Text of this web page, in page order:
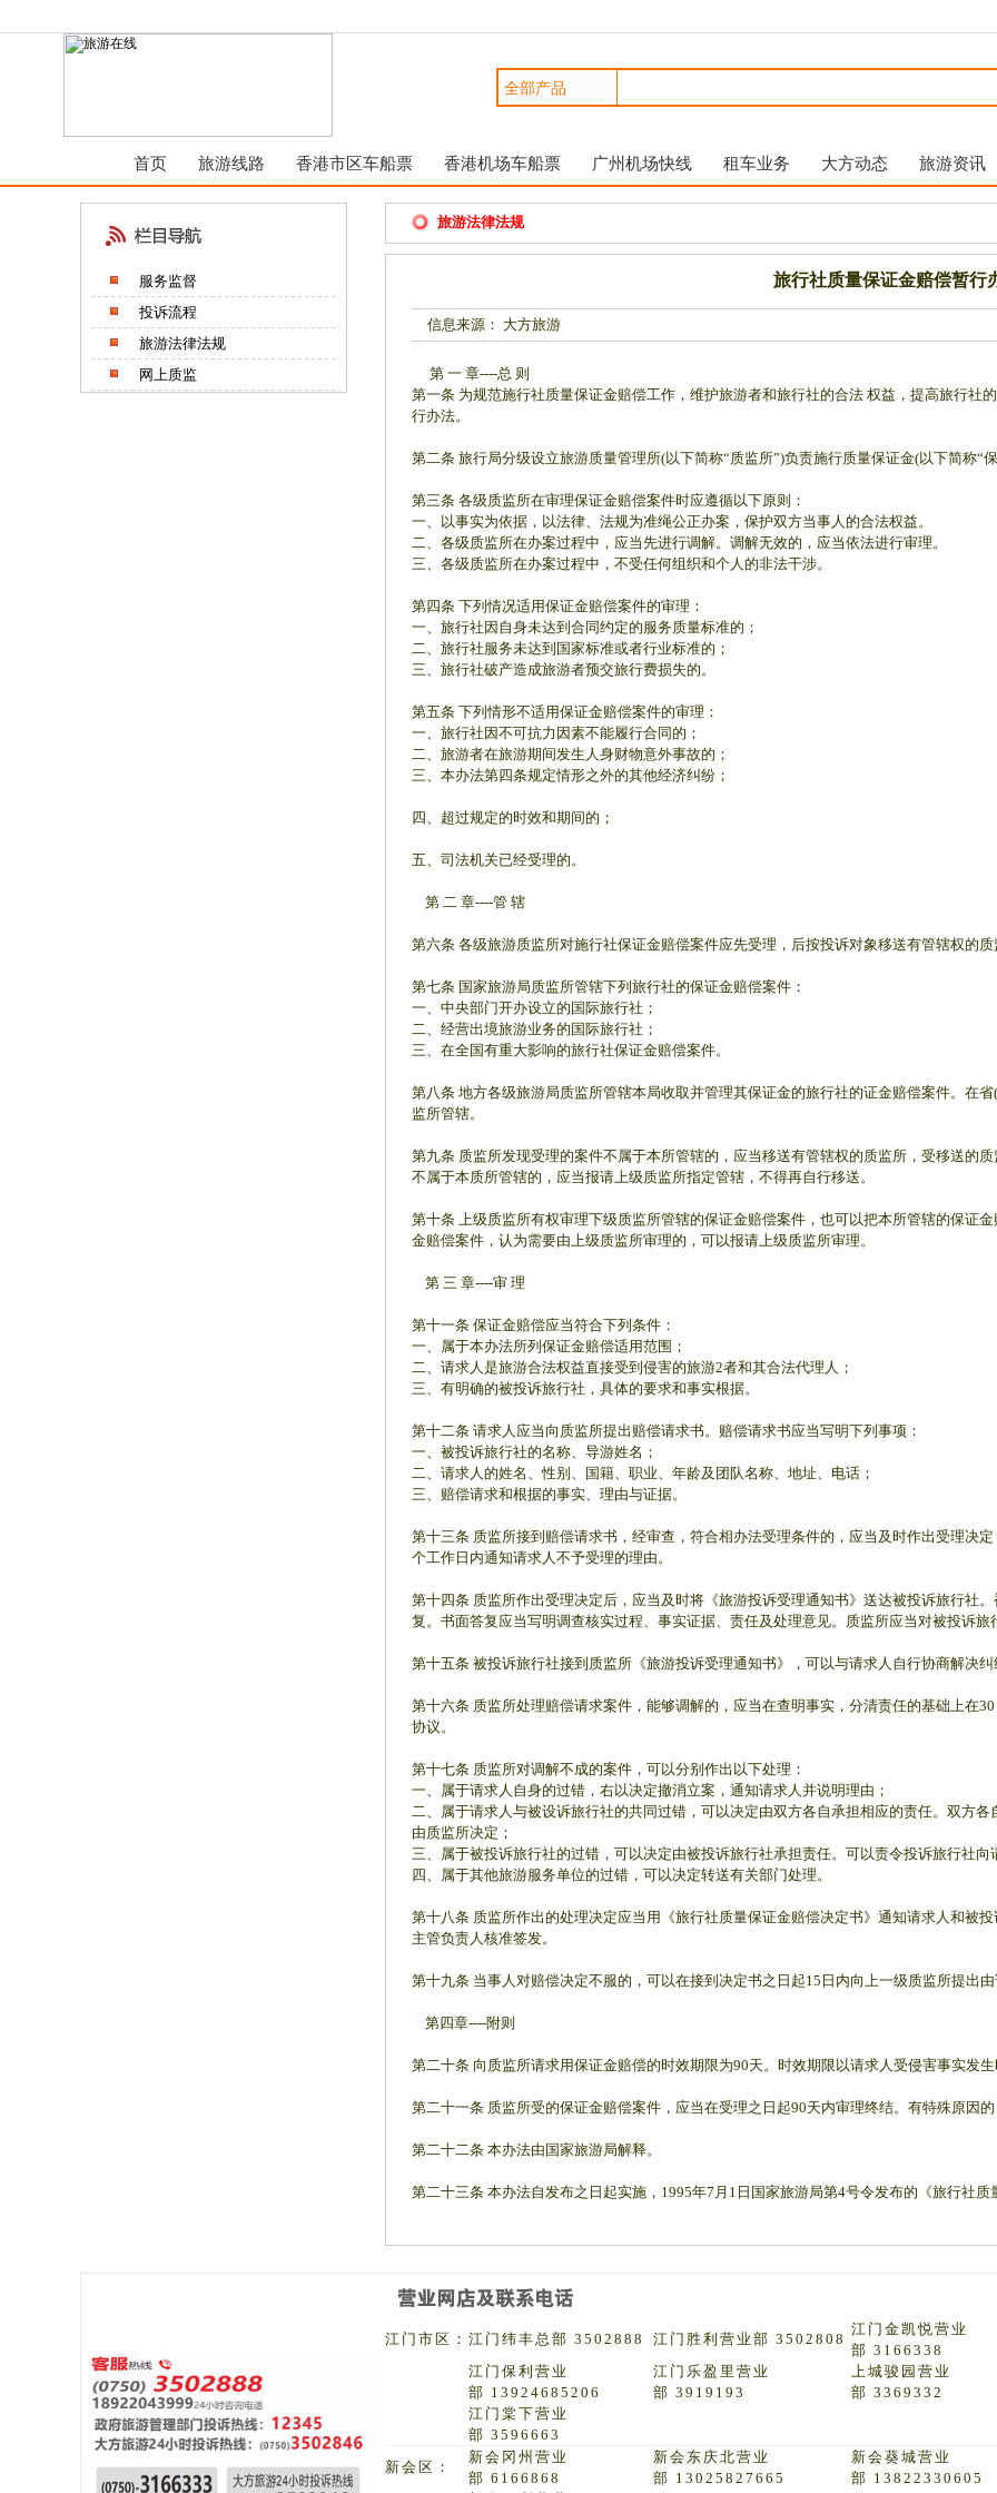
首页 旅游线路 香港市区车船票 香港机场车船票 广州机场快线 租车业务 大方动态 旅游资讯
服务监督
投诉流程
旅游法律法规
网上质监
旅游法律法规
旅行社质量保证金赔偿暂行
信息来源： 大方旅游
第 一 章----总 则
第一条 为规范施行社质量保证金赔偿工作，维护旅游者和旅行社的合法 权益，提高旅行社
行办法。
第二条 旅行局分级设立旅游质量管理所(以下简称“质监所”)负责施行质量保证金(以下简称“
第三条 各级质监所在审理保证金赔偿案件时应遵循以下原则：
一、以事实为依据，以法律、法规为准绳公正办案，保护双方当事人的合法权益。
二、各级质监所在办案过程中，应当先进行调解。调解无效的，应当依法进行审理。
三、各级质监所在办案过程中，不受任何组织和个人的非法干涉。
第四条 下列情况适用保证金赔偿案件的审理：
一、旅行社因自身未达到合同约定的服务质量标准的；
二、旅行社服务未达到国家标准或者行业标准的；
三、旅行社破产造成旅游者预交旅行费损失的。
第五条 下列情形不适用保证金赔偿案件的审理：
一、旅行社因不可抗力因素不能履行合同的；
二、旅游者在旅游期间发生人身财物意外事故的；
三、本办法第四条规定情形之外的其他经济纠纷；
四、超过规定的时效和期间的；
五、司法机关已经受理的。
第 二 章----管 辖
第六条 各级旅游质监所对施行社保证金赔偿案件应先受理，后按投诉对象移送有管辖权的质
第七条 国家旅游局质监所管辖下列旅行社的保证金赔偿案件：
一、中央部门开办设立的国际旅行社；
二、经营出境旅游业务的国际旅行社；
三、在全国有重大影响的旅行社保证金赔偿案件。
第八条 地方各级旅游局质监所管辖本局收取并管理其保证金的旅行社的证金赔偿案件。在
监所管辖。
第九条 质监所发现受理的案件不属于本所管辖的，应当移送有管辖权的质监所，受移送的
不属于本质所管辖的，应当报请上级质监所指定管辖，不得再自行移送。
第十条 上级质监所有权审理下级质监所管辖的保证金赔偿案件，也可以把本所管辖的保证
金赔偿案件，认为需要由上级质监所审理的，可以报请上级质监所审理。
第 三 章----审 理
第十一条 保证金赔偿应当符合下列条件：
一、属于本办法所列保证金赔偿适用范围；
二、请求人是旅游合法权益直接受到侵害的旅游2者和其合法代理人；
三、有明确的被投诉旅行社，具体的要求和事实根据。
第十二条 请求人应当向质监所提出赔偿请求书。赔偿请求书应当写明下列事项：
一、被投诉旅行社的名称、导游姓名；
二、请求人的姓名、性别、国籍、职业、年龄及团队名称、地址、电话；
三、赔偿请求和根据的事实、理由与证据。
第十三条 质监所接到赔偿请求书，经审查，符合相办法受理条件的，应当及时作出受理决
个工作日内通知请求人不予受理的理由。
第十四条 质监所作出受理决定后，应当及时将《旅游投诉受理通知书》送达被投诉旅行社
复。书面答复应当写明调查核实过程、事实证据、责任及处理意见。质监所应当对被投诉旅
第十五条 被投诉旅行社接到质监所《旅游投诉受理通知书》，可以与请求人自行协商解决
第十六条 质监所处理赔偿请求案件，能够调解的，应当在查明事实，分清责任的基础上在
协议。
第十七条 质监所对调解不成的案件，可以分别作出以下处理：
一、属于请求人自身的过错，右以决定撤消立案，通知请求人并说明理由；
二、属于请求人与被设诉旅行社的共同过错，可以决定由双方各自承担相应的责任。双方
由质监所决定；
三、属于被投诉旅行社的过错，可以决定由被投诉旅行社承担责任。可以责令投诉旅行社向
四、属于其他旅游服务单位的过错，可以决定转送有关部门处理。
第十八条 质监所作出的处理决定应当用《旅行社质量保证金赔偿决定书》通知请求人和被
主管负责人核准签发。
第十九条 当事人对赔偿决定不服的，可以在接到决定书之日起15日内向上一级质监所提出由
第四章----附则
第二十条 向质监所请求用保证金赔偿的时效期限为90天。时效期限以请求人受侵害事实发
第二十一条 质监所受的保证金赔偿案件，应当在受理之日起90天内审理终结。有特殊原因
第二十二条 本办法由国家旅游局解释。
第二十三条 本办法自发布之日起实施，1995年7月1日国家旅游局第4号令发布的《旅行社质
江门市区： 江门纬丰总部 3502888 江门胜利营业部 3502808
江门金凯悦营业
部 3166338
江门保利营业
部 13924685206
江门乐盈里营业
部 3919193
上城骏园营业
部 3369332
江门棠下营业
部 3596663
新会区：
新会冈州营业
部 6166868
新会东庆北营业
部 13025827665
新会葵城营业
部 13822330605